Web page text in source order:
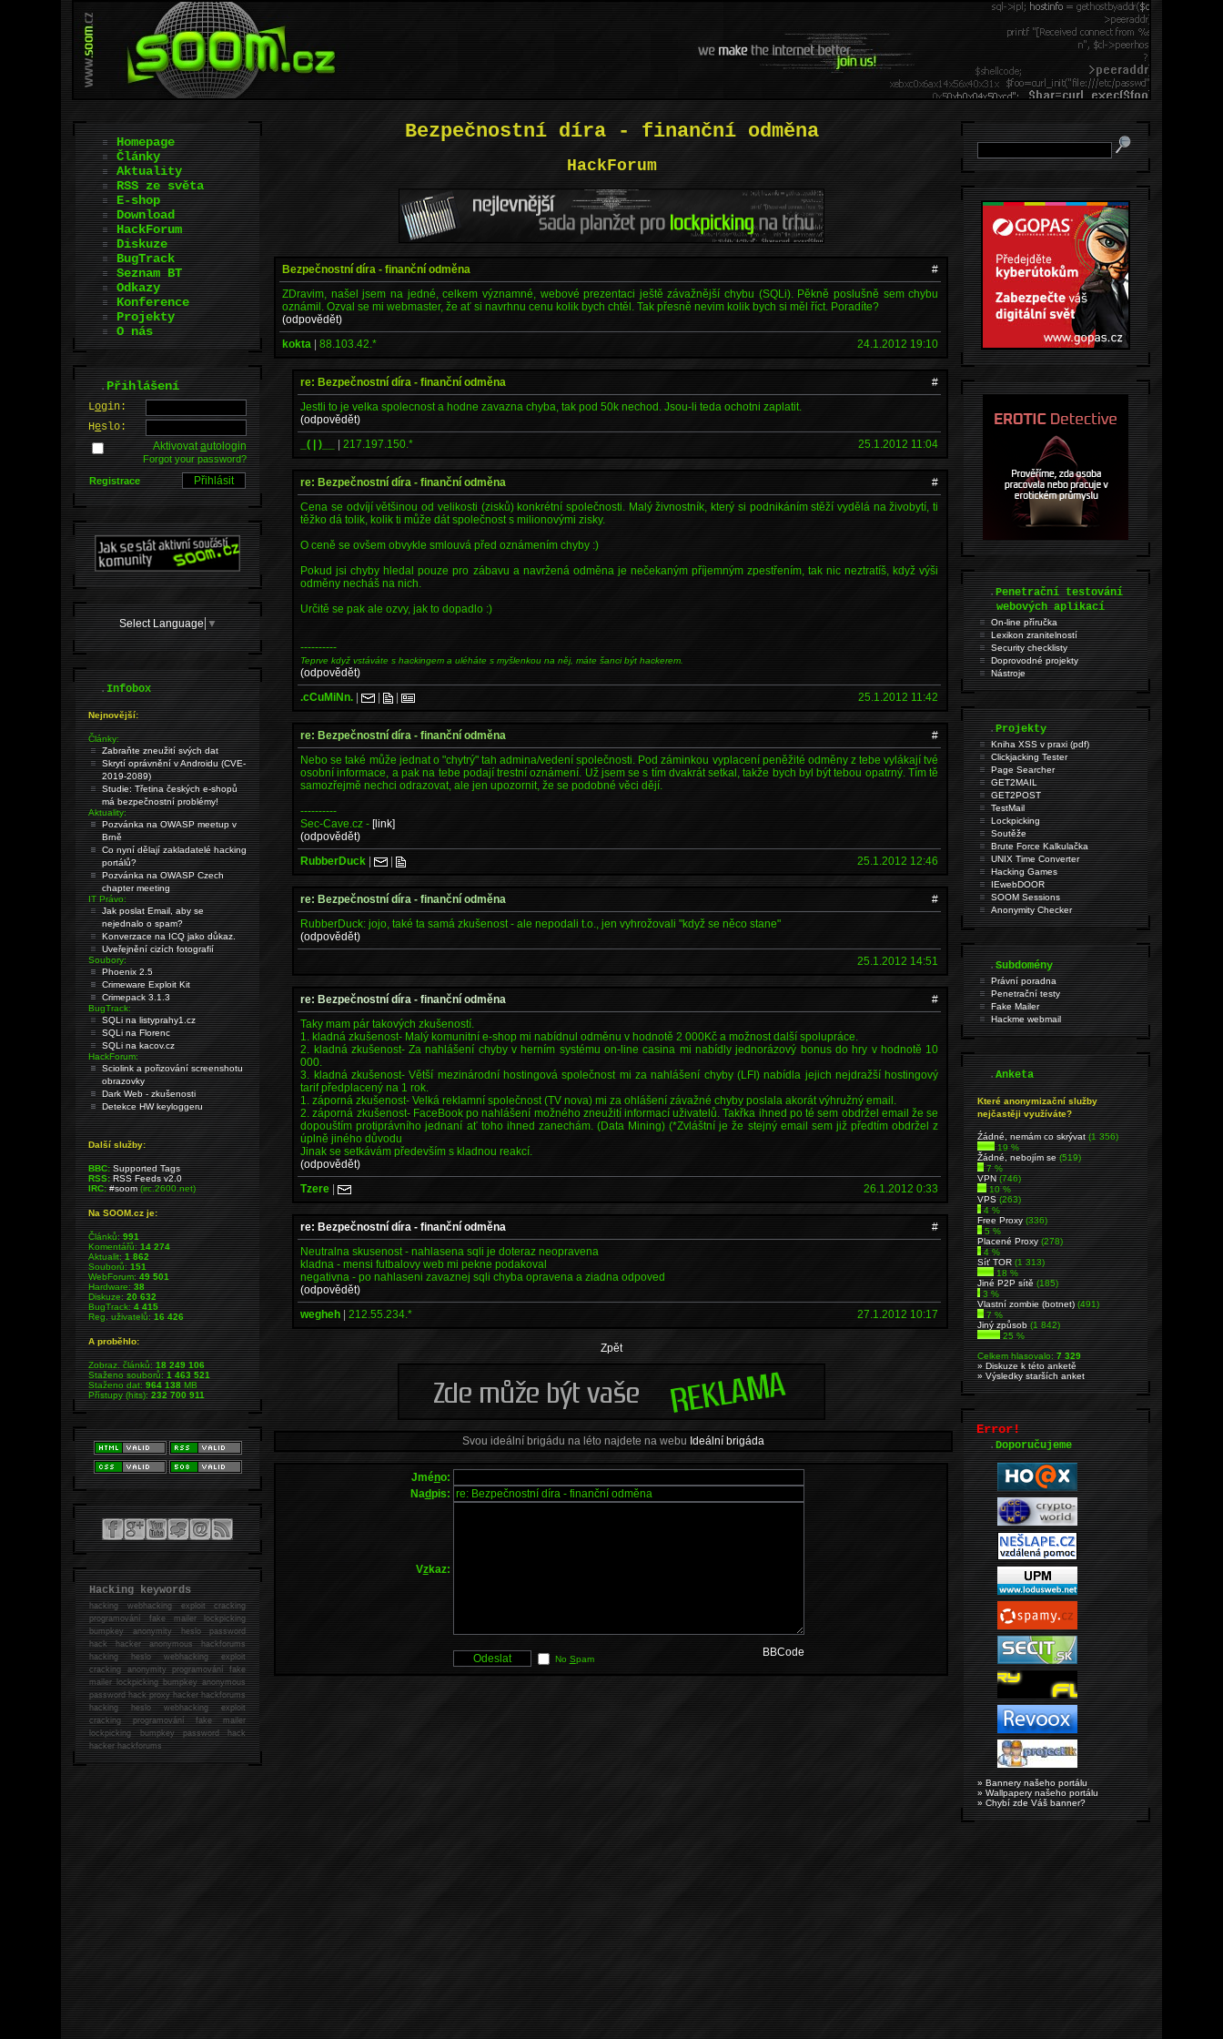
Bezpečnostní díra - finanční odměna
HackForum
Bezpečnostní díra - finanční odměna
#
ZDravim, našel jsem na jedné, celkem významné, webové prezentaci ještě závažnější chybu (SQLi). Pěkně poslušně sem chybu
oznámil. Ozval se mi webmaster, že ať si navrhnu cenu kolik bych chtěl. Tak přesně nevim kolik bych si měl říct. Poradíte?
(odpovědět)
kokta |88.103.42.* 24.1.2012 19:10
re: Bezpečnostní díra - finanční odměna
#
Jestli to je velka spolecnost a hodne zavazna chyba, tak pod 50k nechod. Jsou-li teda ochotni zaplatit.
(odpovědět)
_( | )__
|217.197.150.* 25.1.2012 11:04
re: Bezpečnostní díra - finanční odměna
#
Cena se odvíjí většinou od velikosti (zisků) konkrétní společnosti. Malý živnostník, který si podnikáním stěží vydělá na živobytí, ti
těžko dá tolik, kolik ti může dát společnost s milionovými zisky.
O ceně se ovšem obvykle smlouvá před oznámením chyby :)
Pokud jsi chyby hledal pouze pro zábavu a navržená odměna je nečekaným příjemným zpestřením, tak nic neztratíš, když výši
odměny necháš na nich.
Určitě se pak ale ozvy, jak to dopadlo :)
----------
Teprve když vstáváte s hackingem a uléháte s myšlenkou na něj, máte šanci být hackerem.
(odpovědět)
.cCuMiNn. | | | 25.1.2012 11:42
re: Bezpečnostní díra - finanční odměna
#
Nebo se také může jednat o "chytrý" tah admina/vedení společnosti. Pod záminkou vyplacení peněžité odměny z tebe vylákají tvé
osobní informace, a pak na tebe podají trestní oznámení. Už jsem se s tím dvakrát setkal, takže bych byl být tebou opatrný. Tím tě
samozřejmě nechci odrazovat, ale jen upozornit, že se podobné věci dějí.
----------
Sec-Cave.cz -[link]
(odpovědět)
RubberDuck | | 25.1.2012 12:46
re: Bezpečnostní díra - finanční odměna
#
RubberDuck: jojo, také ta samá zkušenost - ale nepodali t.o., jen vyhrožovali "když se něco stane"
(odpovědět)
25.1.2012 14:51
re: Bezpečnostní díra - finanční odměna
#
Taky mam pár takových zkušeností.
1. kladná zkušenost- Malý komunitní e-shop mi nabídnul odměnu v hodnotě 2 000Kč a možnost další spolupráce.
2. kladná zkušenost- Za nahlášení chyby v herním systému on-line casina mi nabídly jednorázový bonus do hry v hodnotě 10
000.
3. kladná zkušenost- Větší mezinárodní hostingová společnost mi za nahlášení chyby (LFI) nabídla jejich nejdražší hostingový
tarif předplacený na 1 rok.
1. záporná zkušenost- Velká reklamní společnost (TV nova) mi za ohlášení závažné chyby poslala akorát výhružný email.
2. záporná zkušenost- FaceBook po nahlášení možného zneužití informací uživatelů. Takřka ihned po té sem obdržel email že se
dopouštím protiprávního jednaní ať toho ihned zanechám. (Data Mining) (*Zvláštní je že stejný email sem již předtím obdržel z
úplně jiného důvodu
Jinak se setkávám především s kladnou reakcí.
(odpovědět)
Tzere | 26.1.2012 0:33
re: Bezpečnostní díra - finanční odměna
#
Neutralna skusenost - nahlasena sqli je doteraz neopravena
kladna - mensi futbalovy web mi pekne podakoval
negativna - po nahlaseni zavaznej sqli chyba opravena a ziadna odpoved
(odpovědět)
wegheh |212.55.234.* 27.1.2012 10:17
Zpět
Svou ideální brigádu na léto najdete na webu Ideální brigáda
Jméno:
Nadpis:
Vzkaz:
No Spam
BBCode
Homepage
Články
Aktuality
RSS ze světa
E-shop
Download
HackForum
Diskuze
BugTrack
Seznam BT
Odkazy
Konference
Projekty
O nás
.Přihlášení
Login:
Heslo:
Aktivovatautologin
Forgot your password?
Registrace
Select Language ▼
.Infobox
Nejnovější:
Články:
Zabraňte zneužití svých dat
Skrytí oprávnění v Androidu (CVE-
2019-2089)
Studie: Třetina českých e-shopů
má bezpečnostní problémy!
Aktuality:
Pozvánka na OWASP meetup v
Brně
Co nyní dělají zakladatelé hacking
portálů?
Pozvánka na OWASP Czech
chapter meeting
IT Právo:
Jak poslat Email, aby se
nejednalo o spam?
Konverzace na ICQ jako důkaz.
Uveřejnění cizích fotografií
Soubory:
Phoenix 2.5
Crimeware Exploit Kit
Crimepack 3.1.3
BugTrack:
SQLi na listyprahy1.cz
SQLi na Florenc
SQLi na kacov.cz
HackForum:
Sciolink a pořizování screenshotu
obrazovky
Dark Web - zkušenosti
Detekce HW keyloggeru
Další služby:
BBC: Supported Tags
RSS: RSS Feeds v2.0
IRC: #soom(irc.2600.net)
Na SOOM.cz je:
Článků:991
Komentářů:14 274
Aktualit:1 862
Souborů:151
WebForum:49 501
Hardware:38
Diskuze:20 632
BugTrack:4 415
Reg. uživatelů:16 426
A proběhlo:
Zobraz. článků:18 249 106
Staženo souborů:1 463 521
Staženo dat:964 138MB
Přístupy (hits):232 700 911
Hacking keywords
hackingwebhacking exploit cracking
programování fake mailer lockpicking
bumpkey anonymity heslo password
hackhacker anonymous hackforums
hackingheslo webhacking exploit
cracking anonymity programování fake
mailer lockpicking bumpkey anonymous
password hack proxy hacker hackforums
hacking heslo webhacking exploit
cracking programování fake mailer
lockpicking bumpkey password hack
hackerhackforums
.Penetrační testování
webových aplikací
On-line příručka
Lexikon zranitelností
Security checklisty
Doprovodné projekty
Nástroje
.Projekty
Kniha XSS v praxi (pdf)
Clickjacking Tester
Page Searcher
GET2MAIL
GET2POST
TestMail
Lockpicking
Soutěže
Brute Force Kalkulačka
UNIX Time Converter
Hacking Games
IEwebDOOR
SOOM Sessions
Anonymity Checker
.Subdomény
Právní poradna
Penetrační testy
Fake Mailer
Hackme webmail
.Anketa
Které anonymizační služby
nejčastěji využíváte?
Źádné, nemám co skrývat(1 356)
19 %
Žádné, nebojím se(519)
7 %
VPN(746)
10 %
VPS(263)
4 %
Free Proxy(336)
5 %
Placené Proxy(278)
4 %
Síť TOR(1 313)
18 %
Jiné P2P sítě(185)
3 %
Vlastní zombie (botnet)(491)
7 %
Jiný způsob(1 842)
25 %
Celkem hlasovalo:7 329
» Diskuze k této anketě
» Výsledky starších anket
Error!
.Doporučujeme
» Bannery našeho portálu
» Wallpapery našeho portálu
» Chybí zde Váš banner?